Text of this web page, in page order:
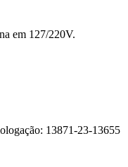
em 127/220V.
13871-23-13655